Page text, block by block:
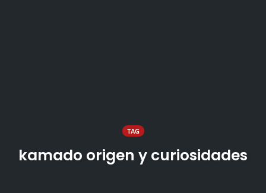
TAG
kamado origen y curiosidades